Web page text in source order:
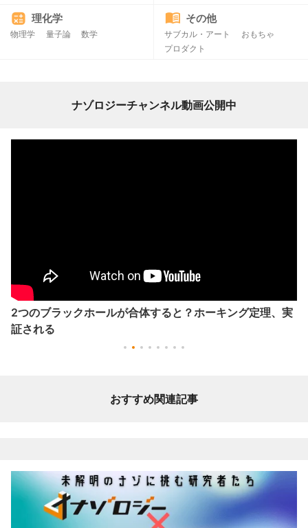
理化学
物理学 量子論 数学
その他
サブカル・アート
おもちゃ
プロダクト
ナゾロジーチャンネル動画公開中
2つのブラックホールが合体すると？ホーキング定理、実
証される
おすすめ関連記事